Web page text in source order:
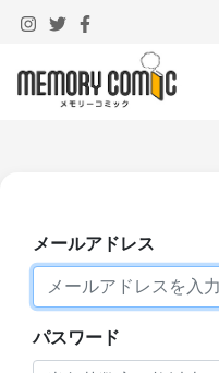
メールアドレス
パスワード